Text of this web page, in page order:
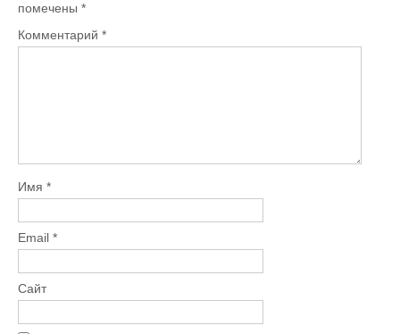
помечены *
Комментарий *
Имя *
Email *
Сайт